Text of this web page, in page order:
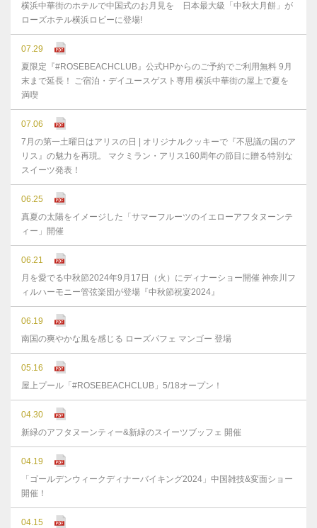
横浜中華街のホテルで中国式のお月見を 日本最大級「中秋大月餅」が
ローズホテル横浜ロビーに登場!
07.29
夏限定『#ROSEBEACHCLUB』公式HPからのご予約でご利用無料 9月
末まで延⻑！ ご宿泊・デイユースゲスト専用 横浜中華街の屋上で夏を
満喫
07.06
7月の第一土曜日はアリスの日 | オリジナルクッキーで『不思議の国のア
リス』の魅力を再現。 マクミラン・アリス160周年の節目に贈る特別な
スイーツ発表！
06.25
真夏の太陽をイメージした「サマーフルーツのイエローアフタヌーンテ
ィー」開催
06.21
月を愛でる中秋節2024年9月17日（火）にディナーショー開催 神奈川フ
ィルハーモニー管弦楽団が登場『中秋節祝宴2024』
06.19
南国の爽やかな風を感じる ローズパフェ マンゴー 登場
05.16
屋上プール「#ROSEBEACHCLUB」5/18オープン！
04.30
新緑のアフタヌーンティー&新緑のスイーツブッフェ 開催
04.19
「ゴールデンウィークディナーバイキング2024」中国雑技&変面ショー
開催！
04.15